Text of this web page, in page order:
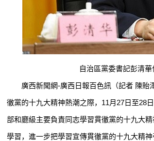
自治區黨委書記彭清華
廣西新聞網-廣西日報百色訊（記者 陳貽
徹黨的十九大精神熱潮之際，11月27日至28
部和廳級主要負責同志學習貫徹黨的十九大
學習，進一步把學習宣傳貫徹黨的十九大精